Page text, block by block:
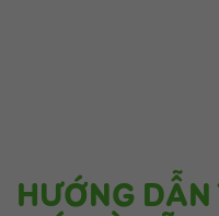
HƯỚNG